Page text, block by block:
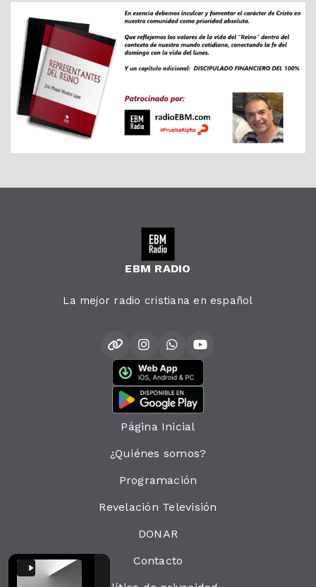
EBM RADIO
La mejor radio cristiana en español
Página Inicial
¿Quiénes somos?
Programación
Revelación Televisión
DONAR
Contacto